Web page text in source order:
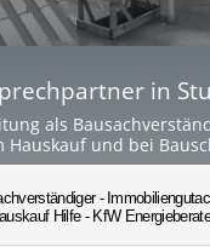
in
als
Hauskauf und bei
-
Hilfe - KfW